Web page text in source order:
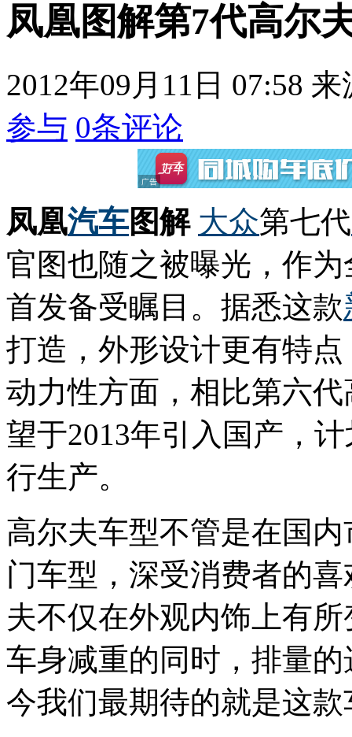
凤凰图解第7代高尔
2012年09月11日 07:58 来
参与 0条评论
凤凰汽车图解 大众第七代
官图也随之被曝光，作
首发备受瞩目。据悉这款
打造，外形设计更有特
动力性方面，相比第六
望于2013年引入国产，
行生产。
高尔夫车型不管是在国
门车型，深受消费者的
夫不仅在外观内饰上有
车身减重的同时，排量
今我们最期待的就是这